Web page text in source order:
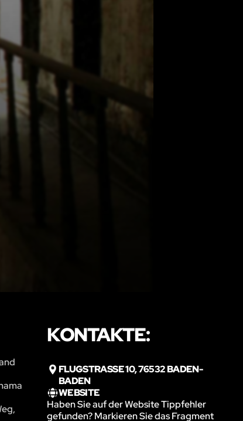
KONTAKTE:
FLUGSTRASSE 10, 76532 BADEN-B
ADEN
WEBSITE
Haben Sie auf der Website Tippfehler
gefunden? Markieren Sie das Fragment